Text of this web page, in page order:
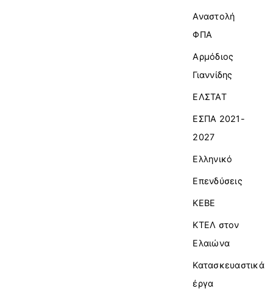
Αναστολή
ΦΠΑ
Αρμόδιος
Γιαννίδης
ΕΛΣΤΑΤ
ΕΣΠΑ 2021-
2027
Ελληνικό
Επενδύσεις
ΚΕΒΕ
ΚΤΕΛ στον
Ελαιώνα
Κατασκευαστικά
έργα